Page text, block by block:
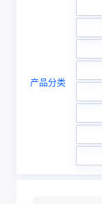
产品分类